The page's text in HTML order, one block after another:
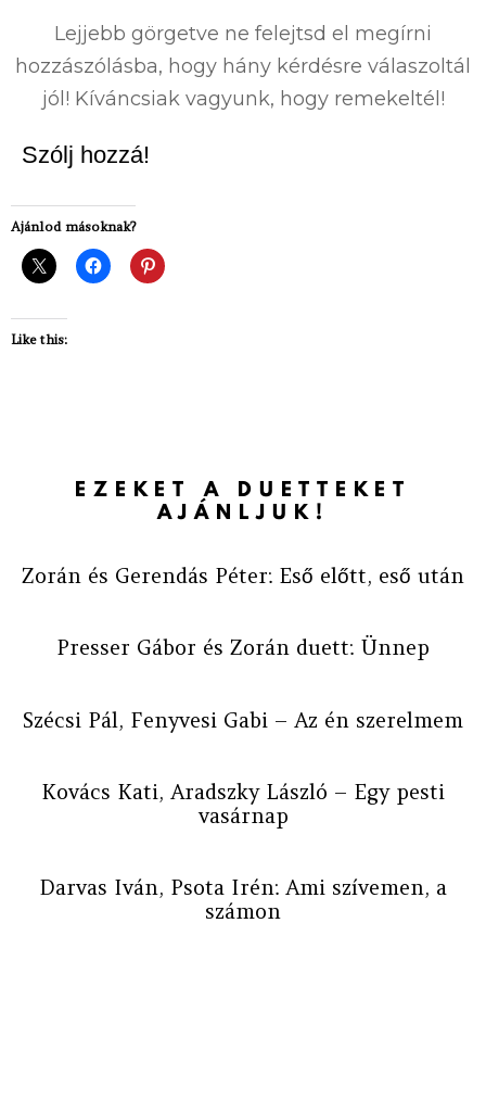
Lejjebb görgetve ne felejtsd el megírni
hozzászólásba, hogy hány kérdésre válaszoltál
jól! Kíváncsiak vagyunk, hogy remekeltél!
Szólj hozzá!
Ajánlod másoknak?
Like this:
EZEKET A DUETTEKET
AJÁNLJUK!
Zorán és Gerendás Péter: Eső előtt, eső után
Presser Gábor és Zorán duett: Ünnep
Szécsi Pál, Fenyvesi Gabi – Az én szerelmem
Kovács Kati, Aradszky László – Egy pesti
vasárnap
Darvas Iván, Psota Irén: Ami szívemen, a
számon